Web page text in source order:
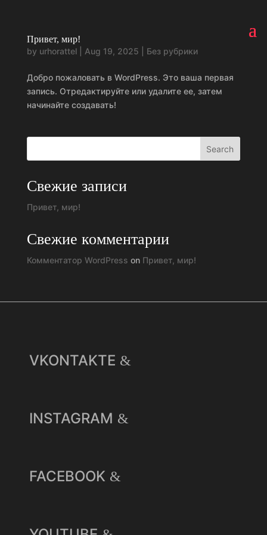
Привет, мир!
by urhorattel| Aug 19, 2025 Без рубрики
Добро пожаловать в WordPress. Это ваша первая
запись. Отредактируйте или удалите ее, затем
начинайте создавать!
Search
Свежие записи
Привет, мир!
Свежие комментарии
Комментатор WordPress on Привет, мир!
VKONTAKTE
INSTAGRAM
FACEBOOK